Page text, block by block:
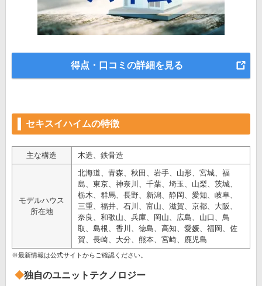
得点・口コミの詳細を見る
セキスイハイムの特徴
主な構造 木造、鉄骨造
モデルハウス
所在地
北海道、青森、秋田、岩手、山形、宮城、福
島、東京、神奈川、千葉、埼玉、山梨、茨城、
栃木、群馬、長野、新潟、静岡、愛知、岐阜、
三重、福井、石川、富山、滋賀、京都、大阪、
奈良、和歌山、兵庫、岡山、広島、山口、鳥
取、島根、香川、徳島、高知、愛媛、福岡、佐
賀、長崎、大分、熊本、宮崎、鹿児島
※最新情報は公式サイトからご確認ください。
独自のユニットテクノロジー